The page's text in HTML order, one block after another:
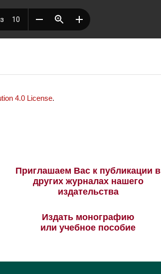
4.0 License.
Приглашаем Вас к публикации в
других журналах нашего
издательства
Издать монографию
или учебное пособие